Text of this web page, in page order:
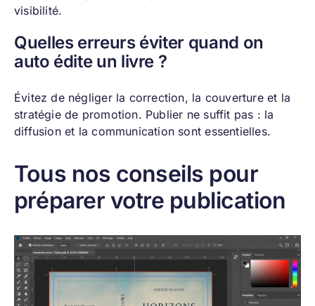
visibilité.
Quelles erreurs éviter quand on
auto édite un livre ?
Évitez de négliger la correction, la couverture et la
stratégie de promotion. Publier ne suffit pas : la
diffusion et la communication sont essentielles.
Tous nos conseils pour
préparer votre publication